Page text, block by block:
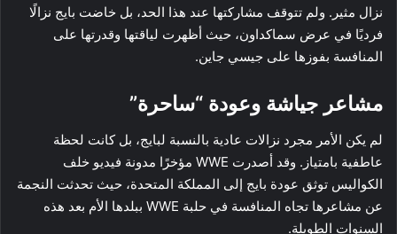
نزال مثير. ولم تتوقف مشاركتها عند هذا الحد، بل خاضت بايج نزالًا
فرديًا في عرض سماكداون، حيث أظهرت لياقتها وقدرتها على
المنافسة بفوزها على جيسي جاين.
مشاعر جياشة وعودة “ساحرة”
لم يكن الأمر مجرد نزالات عادية بالنسبة لبايج، بل كانت لحظة
عاطفية بامتياز. وقد أصدرت WWE مؤخرًا مدونة فيديو خلف
الكواليس توثق عودة بايج إلى المملكة المتحدة، حيث تحدثت النجمة
عن مشاعرها تجاه المنافسة في حلبة WWE ببلدها الأم بعد هذه
السنوات الطويلة.